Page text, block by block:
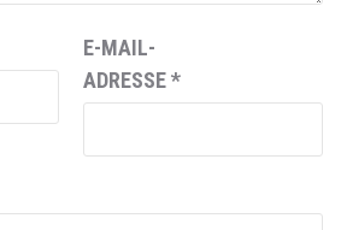
E-MAIL-
ADRESSE*